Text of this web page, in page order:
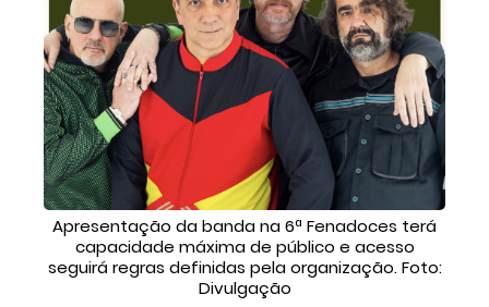
Apresentação da banda na 6ª Fenadoces terá
capacidade máxima de público e acesso
seguirá regras definidas pela organização. Foto:
Divulgação